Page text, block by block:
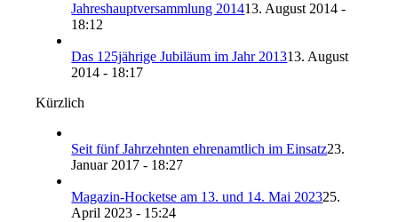
Jahreshauptversammlung 201413. August 2014 -
18:12
Das 125jährige Jubiläum im Jahr 201313. August
2014 - 18:17
Kürzlich
Seit fünf Jahrzehnten ehrenamtlich im Einsatz23.
Januar 2017 - 18:27
Magazin-Hocketse am 13. und 14. Mai 202325.
April 2023 - 15:24